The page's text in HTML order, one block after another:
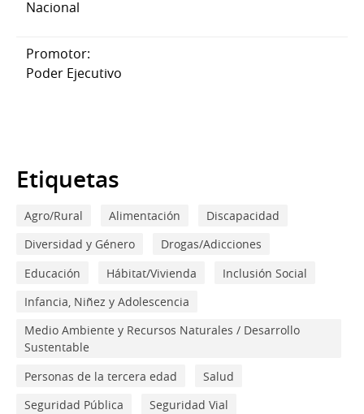
Nacional
Promotor:
Poder Ejecutivo
Etiquetas
Agro/Rural Alimentación
Discapacidad
Diversidad y Género
Drogas/Adicciones
Educación
Hábitat/Vivienda
Inclusión Social
Infancia, Niñez y Adolescencia
Medio Ambiente y Recursos Naturales / Desarrollo
Sustentable
Personas de la tercera edad
Salud
Seguridad Pública
Seguridad Vial